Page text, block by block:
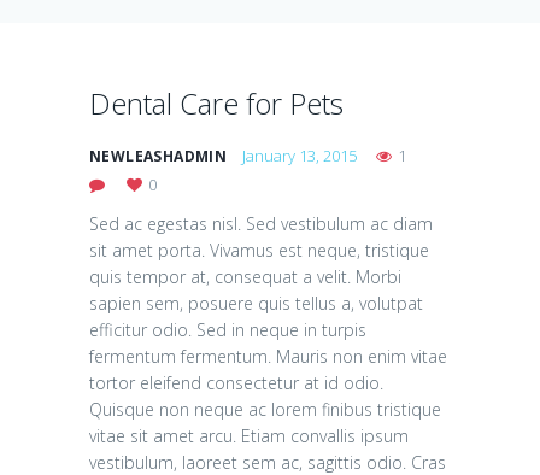
Dental Care for Pets
NEWLEASHADMIN January 13, 2015
1
0
Sed ac egestas nisl. Sed vestibulum ac diam
sit amet porta. Vivamus est neque, tristique
quis tempor at, consequat a velit. Morbi
sapien sem, posuere quis tellus a, volutpat
efficitur odio. Sed in neque in turpis
fermentum fermentum. Mauris non enim vitae
tortor eleifend consectetur at id odio.
Quisque non neque ac lorem finibus tristique
vitae sit amet arcu. Etiam convallis ipsum
vestibulum, laoreet sem ac, sagittis odio. Cras